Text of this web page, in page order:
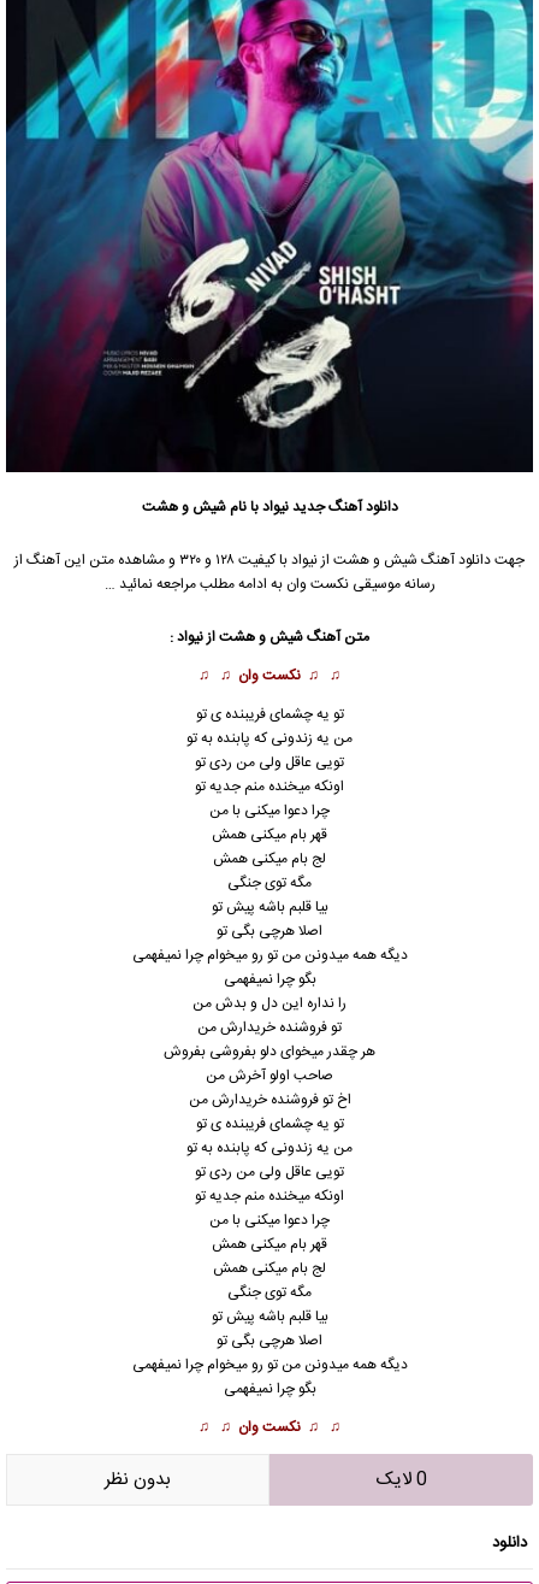
دانلود آهنگ جدیدنیواد با نام شیش و هشت
جهت دانلود آهنگ شیش و هشت از نیواد با کیفیت ۱۲۸ و ۳۲۰ و مشاهده متن این آهنگ از
رسانه موسیقی نکست وان به ادامه مطلب مراجعه نمائید …
متن آهنگ شیش و هشت از نیواد :
♫ ♫ نکست وان ♫ ♫
تو یه چشمای فریبنده ی تو
من یه زندونی که پابنده به تو
تویی عاقل ولی من ردی تو
اونکه میخنده منم جدیه تو
چرا دعوا میکنی با من
قهر بام میکنی همش
لج بام میکنی همش
مگه توی جنگی
بیا قلبم باشه پیش تو
اصلا هرچی بگی تو
دیگه همه میدونن من تو رو میخوام چرا نمیفهمی
بگو چرا نمیفهمی
را نداره این دل و بدش من
تو فروشنده خریدارش من
هر چقدر میخوای دلو بفروشی بفروش
صاحب اولو آخرش من
اخ تو فروشنده خریدارش من
تو یه چشمای فریبنده ی تو
من یه زندونی که پابنده به تو
تویی عاقل ولی من ردی تو
اونکه میخنده منم جدیه تو
چرا دعوا میکنی با من
قهر بام میکنی همش
لج بام میکنی همش
مگه توی جنگی
بیا قلبم باشه پیش تو
اصلا هرچی بگی تو
دیگه همه میدونن من تو رو میخوام چرا نمیفهمی
بگو چرا نمیفهمی
♫ ♫ نکست وان ♫ ♫
0 لایک بدون نظر
دانلود